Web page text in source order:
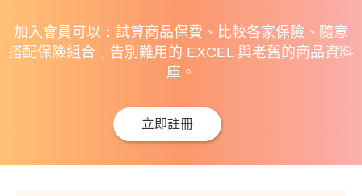
加入會員可以：試算商品保費、比較各家保險、隨意
搭配保險組合，告別難用的 EXCEL 與老舊的商品資料
庫。
立即註冊